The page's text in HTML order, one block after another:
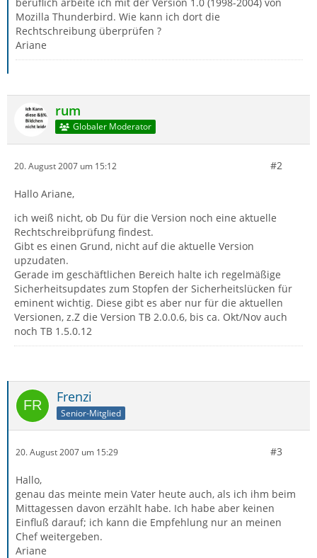
Mozilla Thunderbird. Wie kann ich dort die
Rechtschreibung überprüfen ?
Ariane
rum
Globaler Moderator
20. August 2007 um 15:12 #2
Hallo Ariane,
ich weiß nicht, ob Du für die Version noch eine aktuelle
Rechtschreibprüfung findest.
Gibt es einen Grund, nicht auf die aktuelle Version
upzudaten.
Gerade im geschäftlichen Bereich halte ich regelmäßige
Sicherheitsupdates zum Stopfen der Sicherheitslücken für
eminent wichtig. Diese gibt es aber nur für die aktuellen
Versionen, z.Z die Version TB 2.0.0.6, bis ca. Okt/Nov auch
noch TB 1.5.0.12
Frenzi
Senior-Mitglied
20. August 2007 um 15:29 #3
Hallo,
genau das meinte mein Vater heute auch, als ich ihm beim
Mittagessen davon erzählt habe. Ich habe aber keinen
Einfluß darauf; ich kann die Empfehlung nur an meinen
Chef weitergeben.
Ariane